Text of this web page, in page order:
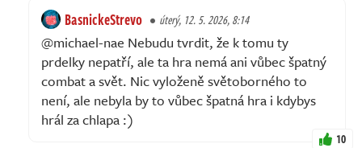
BasnickeStrevo úterý, 12. 5. 2026, 8:14
@michael-nae Nebudu tvrdit, že k tomu ty
prdelky nepatří, ale ta hra nemá ani vůbec špatný
combat a svět. Nic vyloženě světoborného to
není, ale nebyla by to vůbec špatná hra i kdybys
hrál za chlapa :)
10